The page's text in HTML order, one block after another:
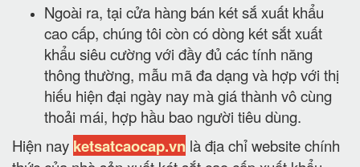
Ngoài ra, tại cửa hàng bán két sắ xuất khẩu
cao cấp, chúng tôi còn có dòng két sắt xuất
khẩu siêu cường với đầy đủ các tính năng
thông thường, mẫu mã đa dạng và hợp với thị
hiếu hiện đại ngày nay mà giá thành vô cùng
thoải mái, hợp hầu bao người tiêu dùng.
Hiện nay ketsatcaocap.vn là địa chỉ website chính